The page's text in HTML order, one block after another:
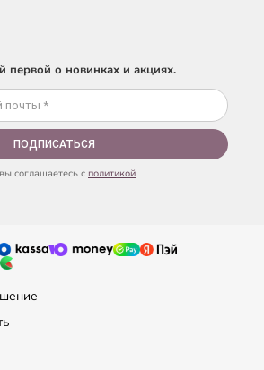
первой о новинках и акциях.
ПОДПИСАТЬСЯ
соглашаетесь с политикой